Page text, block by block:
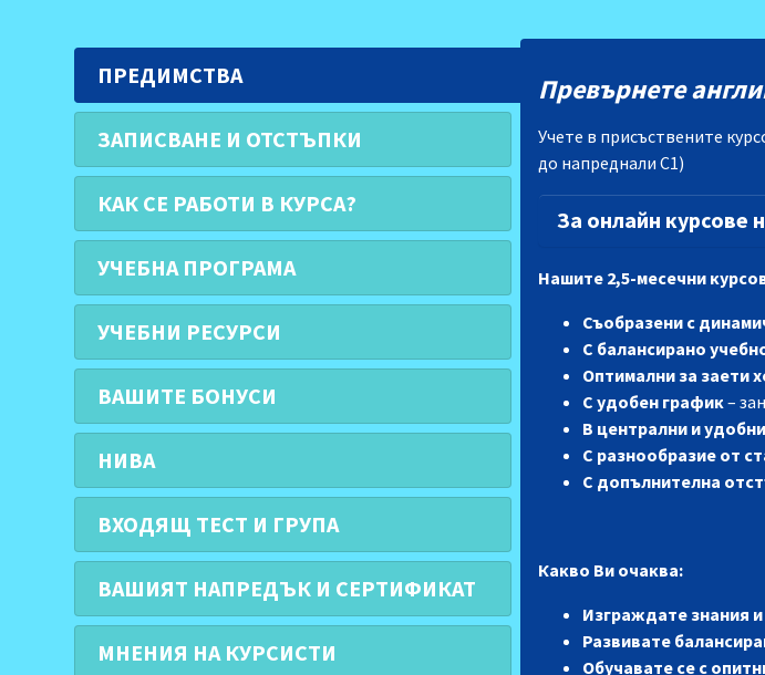
ПРЕДИМСТВА
ЗАПИСВАНЕ И ОТСТЪПКИ
КАК СЕ РАБОТИ В КУРСА?
УЧЕБНА ПРОГРАМА
УЧЕБНИ РЕСУРСИ
ВАШИТЕ БОНУСИ
НИВА
ВХОДЯЩ ТЕСТ И ГРУПА
ВАШИЯТ НАПРЕДЪК И СЕРТИФИКАТ
МНЕНИЯ НА КУРСИСТИ
Превърнете
Учете в присъствените
до напреднали С1)
За онлайн курсове
Нашите 2,5-месечни
Съобразени с
С балансирано
Оптимални за заети
С удобен график–
В централни и удобни
С разнообразие от
С допълнителна
Какво Ви очаква:
Изграждате знания
Развивате
Обучавате се с